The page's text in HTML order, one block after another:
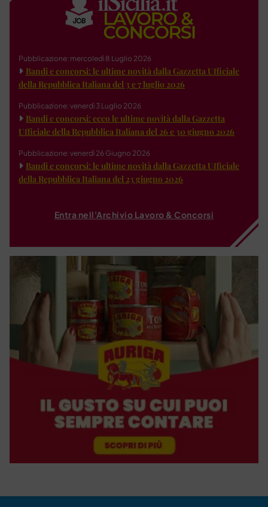
Pubblicazione: mercoledì 8 Luglio 2026
Bandi e concorsi: le ultime novità dalla Gazzetta Ufficiale
della Repubblica Italiana del 3 e 7 luglio 2026
Pubblicazione: venerdì 3 Luglio 2026
Bandi e concorsi: ecco le ultime novità dalla Gazzetta
Ufficiale della Repubblica Italiana del 26 e 30 giugno 2026
Pubblicazione: venerdì 26 Giugno 2026
Bandi e concorsi: le ultime novità dalla Gazzetta Ufficiale
della Repubblica Italiana del 23 giugno 2026
Entra nell'Archivio Lavoro & Concorsi